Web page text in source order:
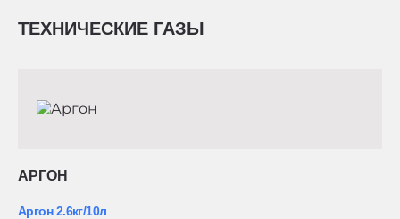
ТЕХНИЧЕСКИЕ ГАЗЫ
АРГОН
Аргон 2.6кг/10л